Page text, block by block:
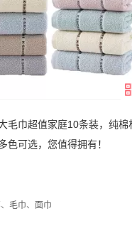
大毛巾超值家庭10条装，纯
色可选，您值得拥有！
、 毛巾、 面巾